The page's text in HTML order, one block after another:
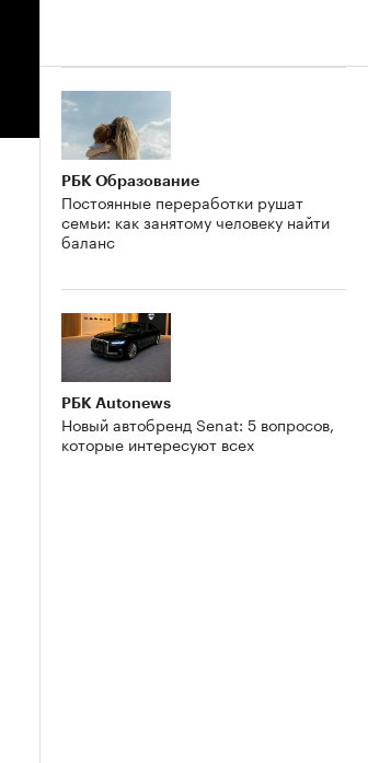
РБК Образование
Постоянные переработки рушат
семьи: как занятому человеку найти
баланс
РБК Autonews
Новый автобренд Senat: 5 вопросов,
которые интересуют всех